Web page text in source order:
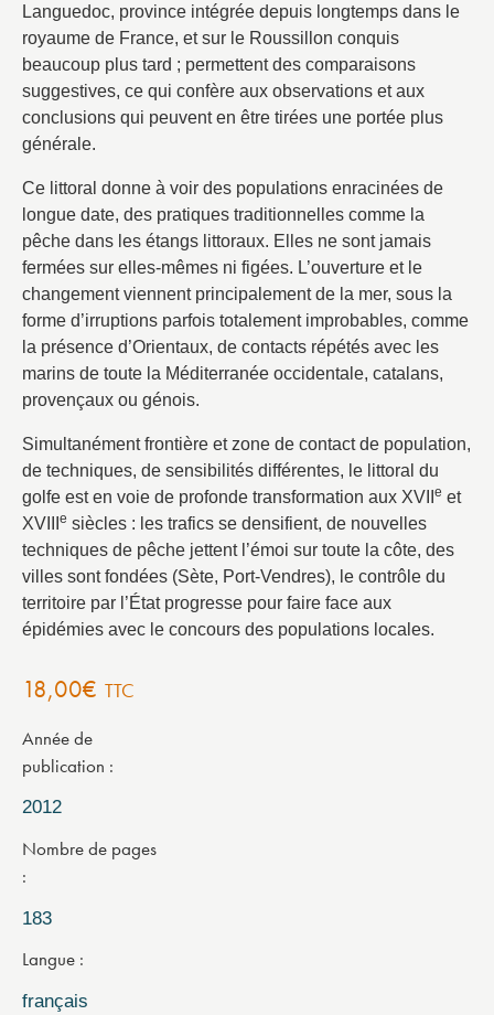
Languedoc, province intégrée depuis longtemps dans le
royaume de France, et sur le Roussillon conquis
beaucoup plus tard ; permettent des comparaisons
suggestives, ce qui confère aux observations et aux
conclusions qui peuvent en être tirées une portée plus
générale.
Ce littoral donne à voir des populations enracinées de
longue date, des pratiques traditionnelles comme la
pêche dans les étangs littoraux. Elles ne sont jamais
fermées sur elles-mêmes ni figées. L’ouverture et le
changement viennent principalement de la mer, sous la
forme d’irruptions parfois totalement improbables, comme
la présence d’Orientaux, de contacts répétés avec les
marins de toute la Méditerranée occidentale, catalans,
provençaux ou génois.
Simultanément frontière et zone de contact de population,
de techniques, de sensibilités différentes, le littoral du
golfe est en voie de profonde transformation aux XVII e et
XVIII
e siècles : les trafics se densifient, de nouvelles
techniques de pêche jettent l’émoi sur toute la côte, des
villes sont fondées (Sète, Port-Vendres), le contrôle du
territoire par l’État progresse pour faire face aux
épidémies avec le concours des populations locales.
18,00€ TTC
Année de
publication
2012
Nombre de pages
183
Langue
français